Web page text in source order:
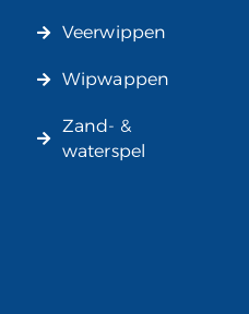
Veerwippen
Wipwappen
Zand- &
waterspel